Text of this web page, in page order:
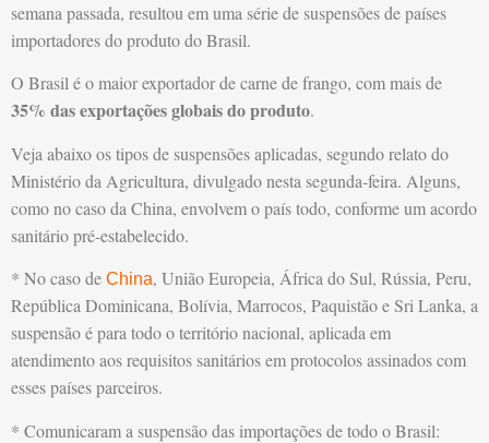
semana passada, resultou em uma série de suspensões de países
importadores do produto do Brasil.
O Brasil é o maior exportador de carne de frango, com mais de
35% das exportações globais do produto.
Veja abaixo os tipos de suspensões aplicadas, segundo relato do
Ministério da Agricultura, divulgado nesta segunda-feira. Alguns,
como no caso da China, envolvem o país todo, conforme um acordo
sanitário pré-estabelecido.
* No caso de China, União Europeia, África do Sul, Rússia, Peru,
República Dominicana, Bolívia, Marrocos, Paquistão e Sri Lanka, a
suspensão é para todo o território nacional, aplicada em
atendimento aos requisitos sanitários em protocolos assinados com
esses países parceiros.
* Comunicaram a suspensão das importações de todo o Brasil: